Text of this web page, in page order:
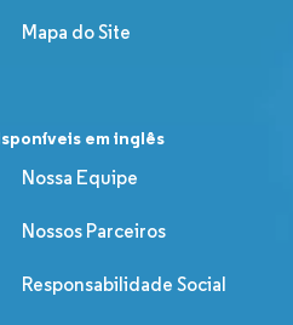
Mapa do Site
em inglês
Nossa Equipe
Nossos Parceiros
Responsabilidade Social